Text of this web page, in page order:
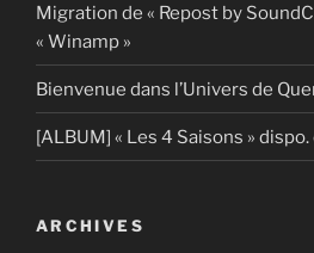
Migration de « Repost by
« Winamp »
Bienvenue dans l’Univers de
[ALBUM] « Les 4 Saisons »
ARCHIVES